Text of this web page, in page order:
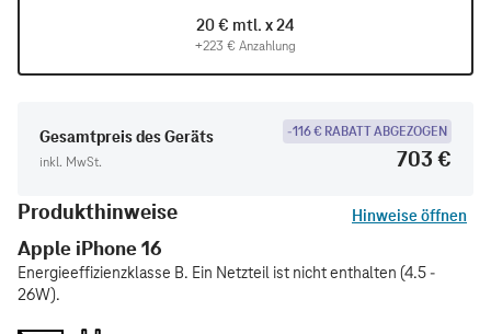
20 € mtl. x 24
+223 € Anzahlung
Gesamtpreis des Geräts
inkl. MwSt.
-116 € RABATT ABGEZOGEN
703 €
Produkthinweise
Hinweise öffnen
Apple iPhone 16
Energieeffizienzklasse B. Ein Netzteil ist nicht enthalten (4.5 -
26W).